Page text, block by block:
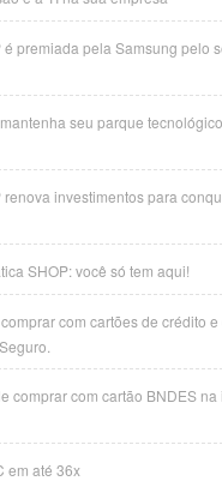
é premiada pela Samsung pelo
seu parque
investimentos para
SHOP: você só tem aqui!
com cartões de crédito
comprar com cartão BNDES na
em até 36x